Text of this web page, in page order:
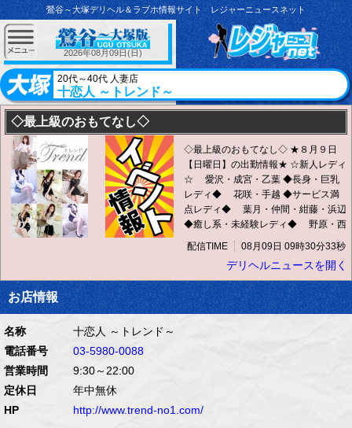
鶯谷～大塚デリヘル＆ラブホ情報サイト レジャーニュースネット
2026年08月09日(日)
20代～40代 人妻店
十恋人 ～トレンド～
◇最上級のおもてなし◇
◇最上級のおもてなし◇ ★８月９日
【日曜日】の出勤情報★ ☆新人レディ
☆ 愛沢・成宮・乙葉 ◆長身・巨乳
レディ◆ 花咲・手越 ◆サービス満
点レディ◆ 葉月・仲間・紺藤・浜辺
◆癒し系・未経験レディ◆ 野原・西
野・牧原 ◆セレブ系清楚系レディ◆
杉本・浜辺・榎本 貴方だけの素敵
な“ひとときの恋人”を見つけて下さ
い… 店名 十恋人～トレンド～ 予約電
話：03-5980-0088 PC-MOBILE-
http://www.trend-no1.com/ ブログ☆-
配信TIME 08月09日 09時30分33秒
デリヘルニュースを開く
お店情報
名称
十恋人 ～トレンド～
電話番号
03-5980-0088
営業時間
9:30～22:00
定休日
年中無休
HP
http://www.trend-no1.com/